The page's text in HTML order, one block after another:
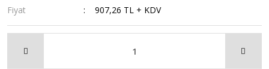
Fiyat
907,26 TL + KDV